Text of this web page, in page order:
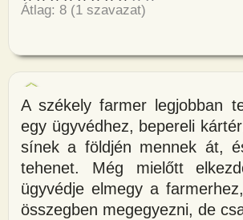
Átlag: 8 (1 szavazat)
A székely farmer legjobban
egy ügyvédhez, bepereli
sínek a földjén mennek át,
tehenet. Még mielőtt
ügyvédje elmegy a
összegben megegyezni, de